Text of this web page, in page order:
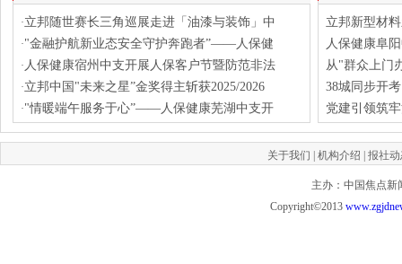
·立邦随世赛长三角巡展走进「油漆与装饰」中
·"金融护航新业态安全守护奔跑者”——人保健
· 人保健康宿州中支开展人保客户节暨防范非法
·立邦中国"未来之星”金奖得主斩获2025/2026
·"情暖端午服务于心”——人保健康芜湖中支开
立邦新型材
人保健康阜
从"群众上门
38城同步开
党建引领筑
关于我们 | 机构介绍 | 报社
主办：中国焦点新
Copyright©2013